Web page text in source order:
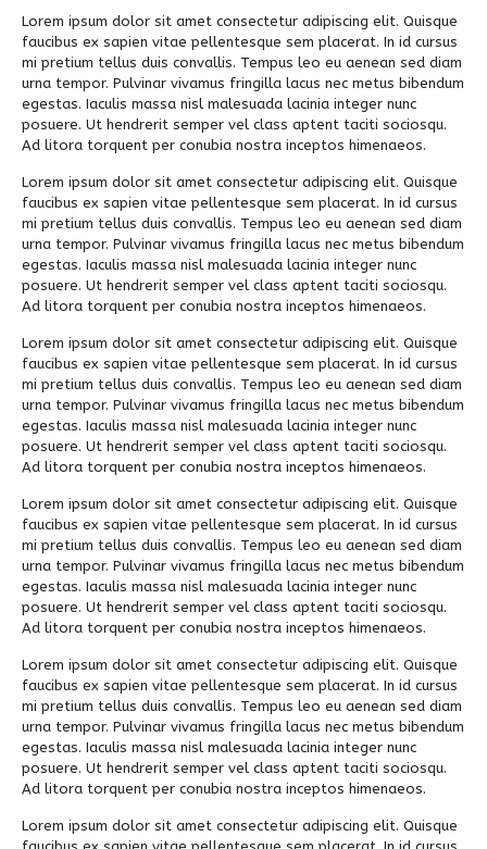
Lorem ipsum dolor sit amet consectetur adipiscing elit. Quisque
faucibus ex sapien vitae pellentesque sem placerat. In id cursus
mi pretium tellus duis convallis. Tempus leo eu aenean sed diam
urna tempor. Pulvinar vivamus fringilla lacus nec metus bibendum
egestas. Iaculis massa nisl malesuada lacinia integer nunc
posuere. Ut hendrerit semper vel class aptent taciti sociosqu.
Ad litora torquent per conubia nostra inceptos himenaeos.
Lorem ipsum dolor sit amet consectetur adipiscing elit. Quisque
faucibus ex sapien vitae pellentesque sem placerat. In id cursus
mi pretium tellus duis convallis. Tempus leo eu aenean sed diam
urna tempor. Pulvinar vivamus fringilla lacus nec metus bibendum
egestas. Iaculis massa nisl malesuada lacinia integer nunc
posuere. Ut hendrerit semper vel class aptent taciti sociosqu.
Ad litora torquent per conubia nostra inceptos himenaeos.
Lorem ipsum dolor sit amet consectetur adipiscing elit. Quisque
faucibus ex sapien vitae pellentesque sem placerat. In id cursus
mi pretium tellus duis convallis. Tempus leo eu aenean sed diam
urna tempor. Pulvinar vivamus fringilla lacus nec metus bibendum
egestas. Iaculis massa nisl malesuada lacinia integer nunc
posuere. Ut hendrerit semper vel class aptent taciti sociosqu.
Ad litora torquent per conubia nostra inceptos himenaeos.
Lorem ipsum dolor sit amet consectetur adipiscing elit. Quisque
faucibus ex sapien vitae pellentesque sem placerat. In id cursus
mi pretium tellus duis convallis. Tempus leo eu aenean sed diam
urna tempor. Pulvinar vivamus fringilla lacus nec metus bibendum
egestas. Iaculis massa nisl malesuada lacinia integer nunc
posuere. Ut hendrerit semper vel class aptent taciti sociosqu.
Ad litora torquent per conubia nostra inceptos himenaeos.
Lorem ipsum dolor sit amet consectetur adipiscing elit. Quisque
faucibus ex sapien vitae pellentesque sem placerat. In id cursus
mi pretium tellus duis convallis. Tempus leo eu aenean sed diam
urna tempor. Pulvinar vivamus fringilla lacus nec metus bibendum
egestas. Iaculis massa nisl malesuada lacinia integer nunc
posuere. Ut hendrerit semper vel class aptent taciti sociosqu.
Ad litora torquent per conubia nostra inceptos himenaeos.
Lorem ipsum dolor sit amet consectetur adipiscing elit. Quisque